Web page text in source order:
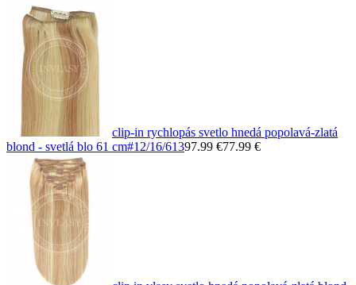
clip-in rychlopás svetlo hnedá popolavá-zlatá
blond - svetlá blo 61 cm#12/16/61397.99 €77.99 €